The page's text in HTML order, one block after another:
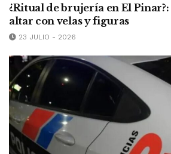
¿Ritual de brujería en El
altar con velas y figuras
23 JULIO - 2026